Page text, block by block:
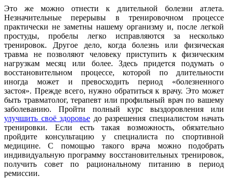
Это же можно отнести к длительной болезни атлета.
Незначительные перерывы в тренировочном процессе
практически не заметны нашему организму и, после легкой
простуды, пробелы легко исправляются за несколько
тренировок. Другое дело, когда болезнь или физическая
травма не позволяют человеку приступить к физическим
нагрузкам месяц или более. Здесь придется подумать о
восстановительном процессе, которой по длительности
иногда может и превосходить период «болезненного
застоя». Прежде всего, нужно обратиться к врачу. Это может
быть травматолог, терапевт или профильный врач по вашему
заболеванию. Пройти полный курс выздоровления или
улучшить своё здоровье до разрешения специалистом начать
тренировки. Если есть такая возможность, обязательно
пройдите консультацию у специалиста по спортивной
медицине. С помощью такого врача можно подобрать
индивидуальную программу восстановительных тренировок,
получить совет по рациональному питанию в период
ремиссии.